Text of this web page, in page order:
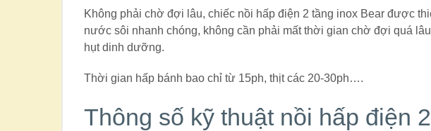
Không phải chờ đợi lâu, chiếc nồi hấp điện 2 tầng inox Bear được
nước sôi nhanh chóng, không cần phải mất thời gian chờ đợi quá
hụt dinh dưỡng.
Thời gian hấp bánh bao chỉ từ 15ph, thịt các 20-30ph….
Thông số kỹ thuật nồi hấp điện